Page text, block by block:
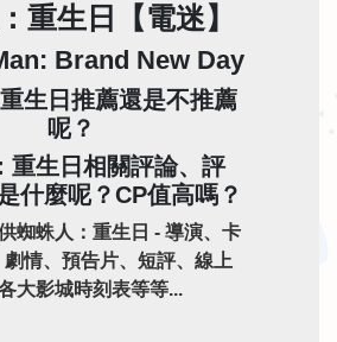
重生日【電迷】
Brand New Day
生日推薦還是不推薦
呢？
重生日相關評論、評
什麼呢？CP值高嗎？
蜘蛛人：重生日 - 導演、卡
情、預告片、短評、線上
大影城時刻表等等...